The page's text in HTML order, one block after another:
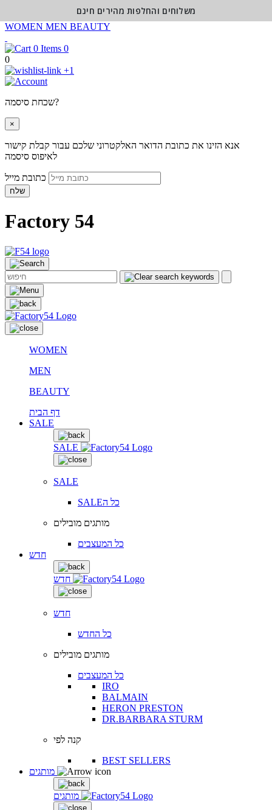
WOMEN MEN BEAUTY
0
0
+1
שכחת סיסמה?
×
אנא הזינו את כתובת הדואר האלקטרוני שלכם עבור קבלת קישור
לאיפוס סיסמה
שלח
Factory 54
WOMEN
MEN
BEAUTY
דף הבית
SALE
SALE
SALE
SALEכל ה
מותגים מובילים
כל המעצבים
חדש
חדש
חדש
כל החדש
מותגים מובילים
כל המעצבים
IRO
BALMAIN
HERON PRESTON
DR.BARBARA STURM
קנה לפי
BEST SELLERS
מותגים
משלוחים והחלפות מהירים חינם